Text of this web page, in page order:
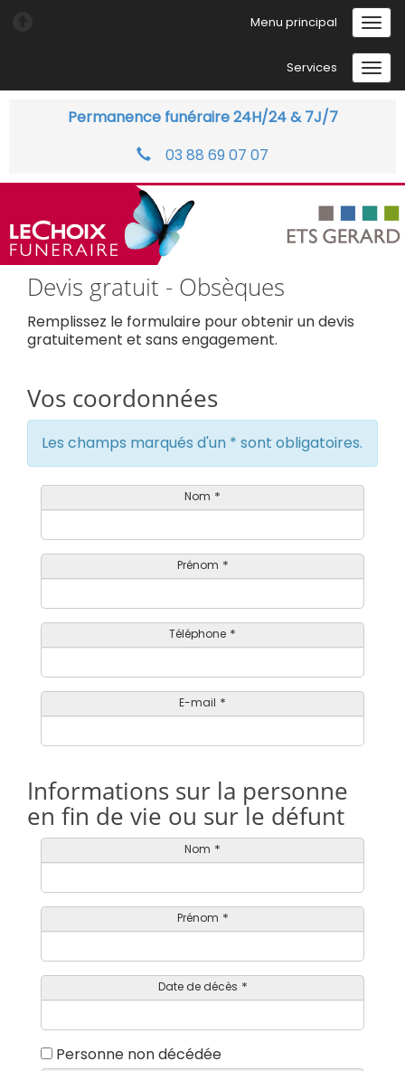
Permanence funéraire 24H/24 & 7J/7
03 88 69 07 07
Menu principal
Services
Devis gratuit - Obsèques
Remplissez le formulaire pour obtenir un devis
gratuitement et sans engagement.
Vos coordonnées
Les champs marqués d'un * sont obligatoires.
Nom *
Prénom *
Téléphone *
E-mail *
Informations sur la personne
en fin de vie ou sur le défunt
Nom *
Prénom *
Date de décès *
Personne non décédée